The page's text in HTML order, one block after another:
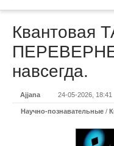
Квантовая
навсегда.
Ajjana 24-05-2026, 18:41
Научно-познавательные /